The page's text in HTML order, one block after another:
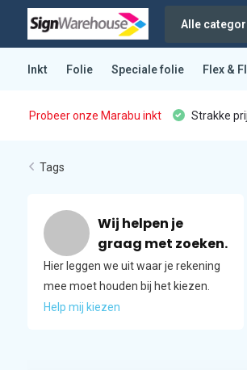
Alle
Inkt Folie Speciale folie Flex &
Probeer onze Marabu inkt Strakke
Tags
Wij helpen je
graag met zoeken.
Hier leggen we uit waar je rekening
mee moet houden bij het kiezen.
Help mij kiezen